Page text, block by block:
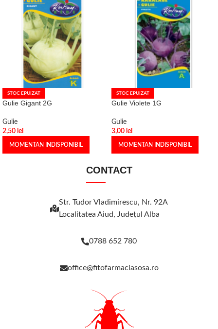
STOC EPUIZAT
Gulie Gigant 2G
Gulie
2,50 lei
MOMENTAN INDISPONIBIL
STOC EPUIZAT
Gulie Violete 1G
Gulie
3,00 lei
MOMENTAN INDISPONIBIL
CONTACT
Str. Tudor Vladimirescu, Nr. 92A
Localitatea Aiud, Judeţul Alba
0788 652 780
office@fitofarmaciasosa.ro